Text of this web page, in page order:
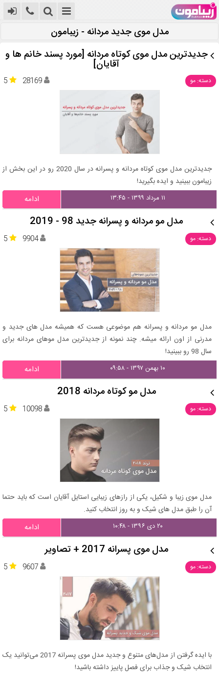
مدل موی جدید مردانه - زیبامون
جدیدترین مدل موی کوتاه مردانه [مورد پسند خانم ها و
آقایان]
دسته: مو 5 28169
جدیدترین مدل موی کوتاه مردانه و پسرانه در سال 2020 رو در این بخش از
زیبامون ببینید و ایده بگیرید!
۱۱ مرداد ۱۳۹۹ - ۱۳:۴۵ ادامه
مدل مو مردانه و پسرانه جدید 98 - 2019
دسته: مو 5 9904
مدل مو مردانه و پسرانه هم موضوعی هست که همیشه مدل های جدید و
مدرنی از اون ارائه میشه. چند نمونه از جدیدترین مدل موهای مردانه برای
سال 98 رو ببینید!
۱۰ بهمن ۱۳۹۷ - ۰۹:۵۸ ادامه
مدل مو کوتاه مردانه 2018
دسته: مو 5 10098
مدل موی زیبا و شکیل، یکی از رازهای زیبایی استایل آقایان است که باید حتما
آن را طبق مدل های شیک و به روز انتخاب کنید.
۲۰ دی ۱۳۹۶ - ۱۰:۴۸ ادامه
مدل موی پسرانه 2017 + تصاویر
دسته: مو 5 9607
با ایده گرفتن از مدل‌های متنوع و جدید مدل موی پسرانه 2017 می‌توانید یک
انتخاب شیک و جذاب برای فصل پاییز داشته باشید!